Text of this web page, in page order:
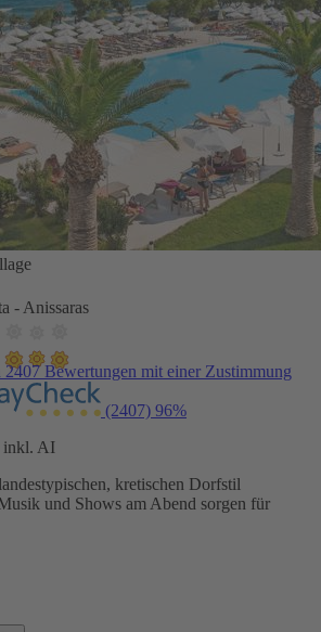
- Anissaras
2407 Bewertungen mit einer Zustimmung
(2407) 96%
inkl. AI
kretischen Dorfstil
und Shows am Abend sorgen für